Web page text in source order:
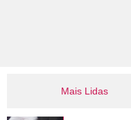
Mais Lidas